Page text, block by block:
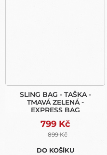
SLING BAG - TAŠKA -
TMAVÁ ZELENÁ -
EXPRESS BAG
799 Kč
899 Kč
DO KOŠÍKU